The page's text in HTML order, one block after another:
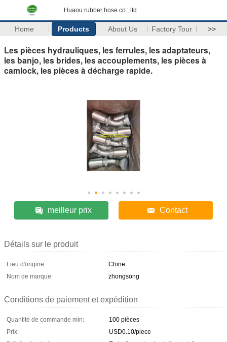
Huaou rubber hose co., ltd
Home Products About Us Factory Tour >>
Les pièces hydrauliques, les ferrules, les adaptateurs,
les banjo, les brides, les accouplements, les pièces à
camlock, les pièces à décharge rapide.
meilleur prix Contact
Détails sur le produit
Lieu d'origine:
Chine
Nom de marque:
zhongsong
Conditions de paiement et expédition
Quantité de commande min:
100 pièces
Prix:
USD0.10/piece